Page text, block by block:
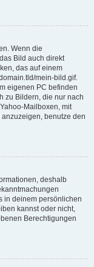
Wenn die
Bild auch direkt
das auf einem
mein-bild.gif.
eigenen PC befinden
zu Bildern, die nur nach
Mailboxen, mit
benutze den
deshalb
in deinem persönlichen
kannst oder nicht,
Berechtigungen